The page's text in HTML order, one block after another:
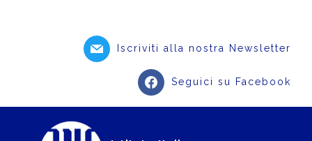
Iscriviti alla nostra Newsletter
Seguici su Facebook